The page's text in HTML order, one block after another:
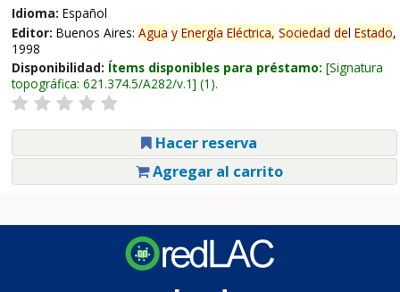
Idioma: Español
Editor: Buenos Aires: Agua y Energía Eléctrica, Sociedad del Estado,
1998
Disponibilidad: Ítems disponibles para préstamo: Signatura
topográfica: 621.374.5/A282/v.1 (1).
Hacer reserva
Agregar al carrito